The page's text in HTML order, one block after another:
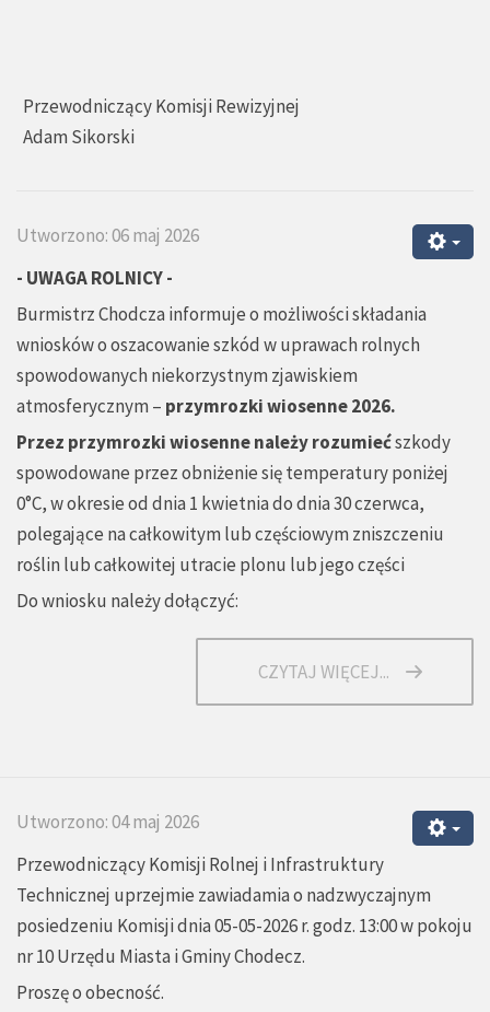
Przewodniczący Komisji Rewizyjnej
Adam Sikorski
Utworzono: 06 maj 2026
- UWAGA ROLNICY -
Burmistrz Chodcza informuje o możliwości składania
wniosków o oszacowanie szkód w uprawach rolnych
spowodowanych niekorzystnym zjawiskiem
atmosferycznym – przymrozki wiosenne 2026.
Przez przymrozki wiosenne należy rozumiećszkody
spowodowane przez obniżenie się temperatury poniżej
0°C, w okresie od dnia 1 kwietnia do dnia 30 czerwca,
polegające na całkowitym lub częściowym zniszczeniu
roślin lub całkowitej utracie plonu lub jego części
Do wniosku należy dołączyć:
CZYTAJ WIĘCEJ...
Utworzono: 04 maj 2026
Przewodniczący Komisji Rolnej i Infrastruktury
Technicznej uprzejmie zawiadamia o nadzwyczajnym
posiedzeniu Komisji dnia 05-05-2026 r. godz. 13:00 w pokoju
nr 10 Urzędu Miasta i Gminy Chodecz.
Proszę o obecność.